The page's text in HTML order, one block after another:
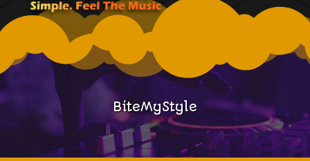
BiteMyStyle